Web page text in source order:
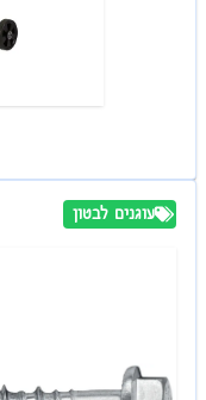
עוגנים לבטון